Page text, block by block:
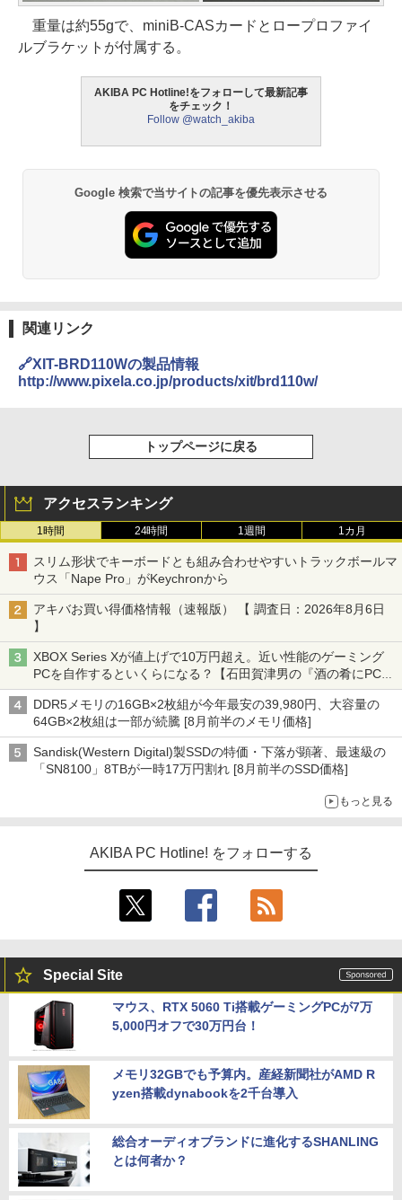
重量は約55gで、miniB-CASカードとロープロファイ
ルブラケットが付属する。
AKIBA PC Hotline!をフォローして最新記事
をチェック！
Follow @watch_akiba
Google 検索で当サイトの記事を優先表示させる
関連リンク
🔗XIT-BRD110Wの製品情報
http://www.pixela.co.jp/products/xit/brd110w/
トップページに戻る
アクセスランキング
1時間 24時間 1週間 1カ月
スリム形状でキーボードとも組み合わせやすいトラックボールマ
ウス「Nape Pro」がKeychronから
アキバお買い得価格情報（速報版） 【 調査日：2026年8月6日
】
XBOX Series Xが値上げで10万円超え。近い性能のゲーミング
PCを自作するといくらになる？【石田賀津男の『酒の肴にPCゲ
ーム』】
DDR5メモリの16GB×2枚組が今年最安の39,980円、大容量の
64GB×2枚組は一部が続騰 [8月前半のメモリ価格]
Sandisk(Western Digital)製SSDの特価・下落が顕著、最速級の
「SN8100」8TBが一時17万円割れ [8月前半のSSD価格]
もっと見る
AKIBA PC Hotline! をフォローする
Special Site
マウス、RTX 5060 Ti搭載ゲーミングPCが7万
5,000円オフで30万円台！
メモリ32GBでも予算内。産経新聞社がAMD R
yzen搭載dynabookを2千台導入
総合オーディオブランドに進化するSHANLING
とは何者か？